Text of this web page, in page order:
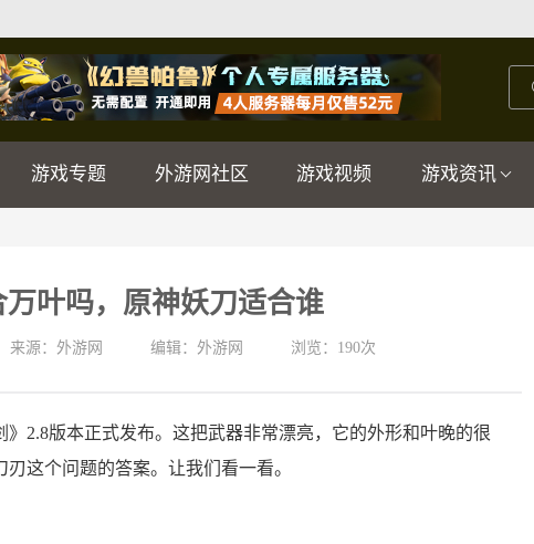
游戏专题 外游网社区 游戏视频 游戏资讯
叶吗，原神妖刀适合谁
来源：外游网 编辑：外游网 浏览： 190次
2.8版本正式发布。这把武器非常漂亮，它的外形和叶晚的很
这个问题的答案。让我们看一看。